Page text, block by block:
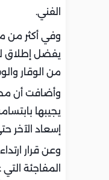
الفني.
وفي أكثر من
يفضل إطلاق
من الوقار
وأضافت أن
يجيبها
إسعاد الآخر
وعن قرار
المفاجئة